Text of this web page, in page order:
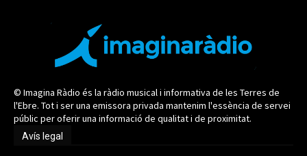
© Imagina Ràdio és la ràdio musical i informativa de les Terres de
l'Ebre. Tot i ser una emissora privada mantenim l'essència de servei
públic per oferir una informació de qualitat i de proximitat.
Avís legal